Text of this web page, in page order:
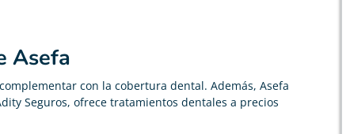
Asefa
con la cobertura dental. Además, Asefa
Seguros, ofrece tratamientos dentales a precios
He podido rebajar el precio de mi seguro de vida un
70%, realmente cumple con lo que dicen